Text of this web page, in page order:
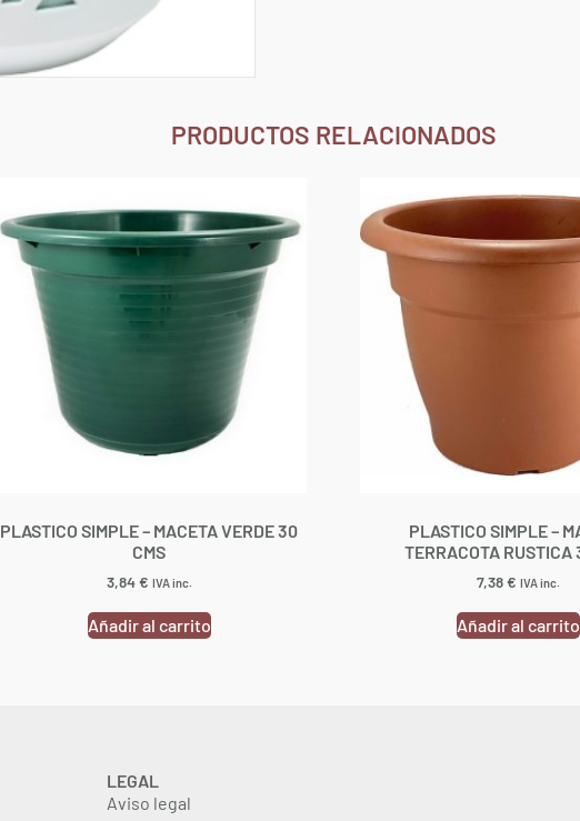
PRODUCTOS RELACIONADOS
PLASTICO SIMPLE – MACETA VERDE 30
CMS
3,84€ IVA inc.
Añadir al carrito
PLASTICO SIMPLE –
TERRACOTA RUSTICA
7,38€ IVA inc.
Añadir al carrito
LEGAL
Aviso legal